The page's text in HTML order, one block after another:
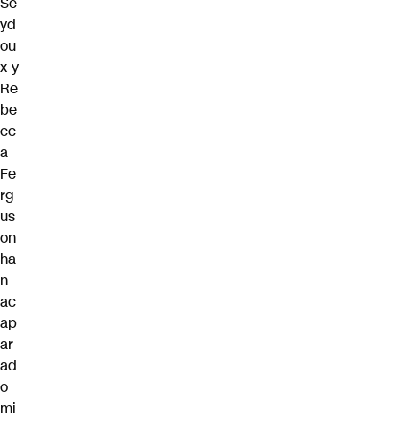
yd
ou
x y
Re
be
cc
a
Fe
rg
us
on
ha
n
ac
ap
ar
ad
o
mi